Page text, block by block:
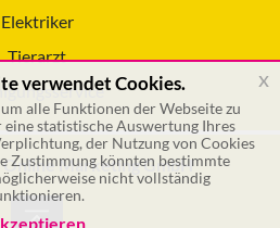
Elektriker
Tierarzt
Online Marketing GmbH
verwendet Cookies.
alle Funktionen der Webseite zu
statistische Auswertung Ihres
der Nutzung von Cookies
Zustimmung könnten bestimmte
nicht vollständig
x